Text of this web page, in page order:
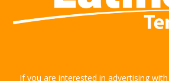
If you are interested in advertising